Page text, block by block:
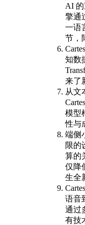
AI 的
擎通
一语
节，
知数
来了
从文
模型
性与
端侧
限的
算的
仅降
生全
语音
通过
有技